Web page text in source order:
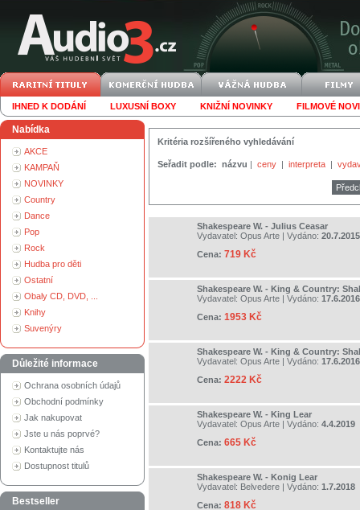
IHNED K DODÁNÍ LUXUSNÍ BOXY KNIŽNÍ NOVINKY FILMOVÉ
Nabídka
AKCE
KAMPAŇ
NOVINKY
Country
Dance
Pop
Rock
Hudba pro děti
Ostatní
Obaly CD, DVD, ...
Knihy
Suvenýry
Důležité informace
Ochrana osobních údajů
Obchodní podmínky
Jak nakupovat
Jste u nás poprvé?
Kontaktujte nás
Dostupnost titulů
Bestseller
Kritéria rozšířeného vyhledávání
Seřadit podle: názvu | ceny | interpreta |
Shakespeare W. - Julius Ceasar
Vydavatel: Opus Arte | Vydáno: 20.7.2015
Cena: 719 Kč
Shakespeare W. - King & Country:
Vydavatel: Opus Arte | Vydáno: 17.6.2016
Cena: 1953 Kč
Shakespeare W. - King & Country:
Vydavatel: Opus Arte | Vydáno: 17.6.2016
Cena: 2222 Kč
Shakespeare W. - King Lear
Vydavatel: Opus Arte | Vydáno: 4.4.2019
Cena: 665 Kč
Shakespeare W. - Konig Lear
Vydavatel: Belvedere | Vydáno: 1.7.2018
Cena: 818 Kč